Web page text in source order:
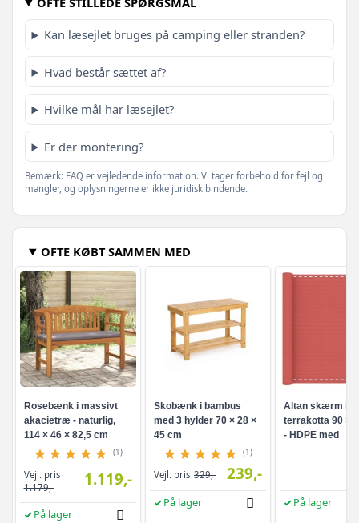
Kan læsejlet bruges på camping eller stranden?
Hvad består sættet af?
Hvilke mål har læsejlet?
Er der montering?
Bemærk: FAQ er vejledende information. Vi tager forbehold for fejl og
mangler, og oplysningerne er ikke juridisk bindende.
Antracitgrå - 600 x 80 cm - 1 stk
Antracitgrå - 1200 x 160 cm - 1 stk
1.394,-
1.119,-
OFTE KØBT SAMMEN MED
Rosebænk i massivt
akacietræ - naturlig,
114 × 46 × 82,5 cm
(1)
Vejl. pris
1.179,-
1.119,-
På lager
Skobænk i bambus
med 3 hylder 70 × 28 ×
45 cm
(1)
Vejl. pris 329,- 239,-
På lager
Altan skærm i
terrakotta 90 ×
- HDPE med
På lager